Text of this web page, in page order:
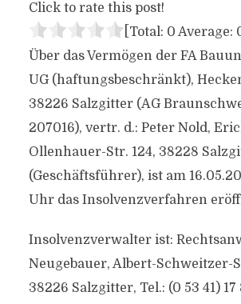
Click to rate this post!
[Total: 0 Average:
Über das Vermögen der FA
UG (haftungsbeschränkt),
38226 Salzgitter (AG
207016), vertr. d.: Peter Nold,
Ollenhauer-Str. 124, 38228
(Geschäftsführer), ist am
Uhr das Insolvenzverfahren
Insolvenzverwalter ist:
Neugebauer, Albert-Schweitzer-
38226 Salzgitter, Tel.: (0 53 41) 17